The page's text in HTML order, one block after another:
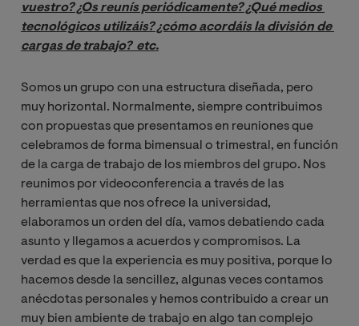
vuestro? ¿Os reunís periódicamente? ¿Qué medios
tecnológicos utilizáis? ¿cómo acordáis la división de
cargas de trabajo?  etc.
Somos un grupo con una estructura diseñada, pero
muy horizontal. Normalmente, siempre contribuimos
con propuestas que presentamos en reuniones que
celebramos de forma bimensual o trimestral, en función
de la carga de trabajo de los miembros del grupo. Nos
reunimos por videoconferencia a través de las
herramientas que nos ofrece la universidad,
elaboramos un orden del día, vamos debatiendo cada
asunto y llegamos a acuerdos y compromisos. La
verdad es que la experiencia es muy positiva, porque lo
hacemos desde la sencillez, algunas veces contamos
anécdotas personales y hemos contribuido a crear un
muy bien ambiente de trabajo en algo tan complejo